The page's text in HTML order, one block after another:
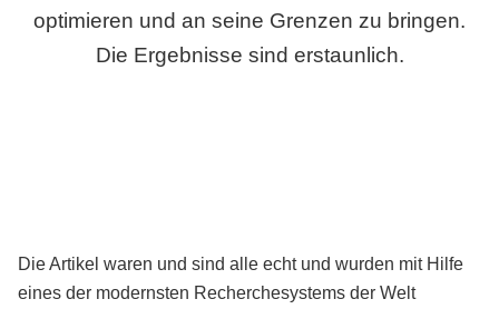
optimieren und an seine Grenzen zu bringen.
Die Ergebnisse sind erstaunlich.
Die Artikel waren und sind alle echt und wurden mit Hilfe
eines der modernsten Recherchesystems der Welt